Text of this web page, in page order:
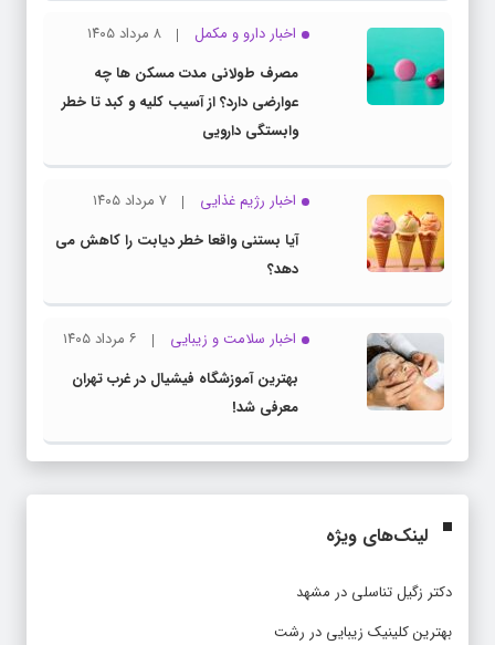
اخبار دارو و مکمل
۸ مرداد ۱۴۰۵
مصرف طولانی مدت مسکن ها چه
عوارضی دارد؟ از آسیب کلیه و کبد تا خطر
وابستگی دارویی
اخبار رژیم غذایی
۷ مرداد ۱۴۰۵
آیا بستنی واقعا خطر دیابت را کاهش می
دهد؟
اخبار سلامت و زیبایی
۶ مرداد ۱۴۰۵
بهترین آموزشگاه فیشیال در غرب تهران
معرفی شد!
لینک‌های ویژه
دکتر زگیل تناسلی در مشهد
بهترین کلینیک زیبایی در رشت